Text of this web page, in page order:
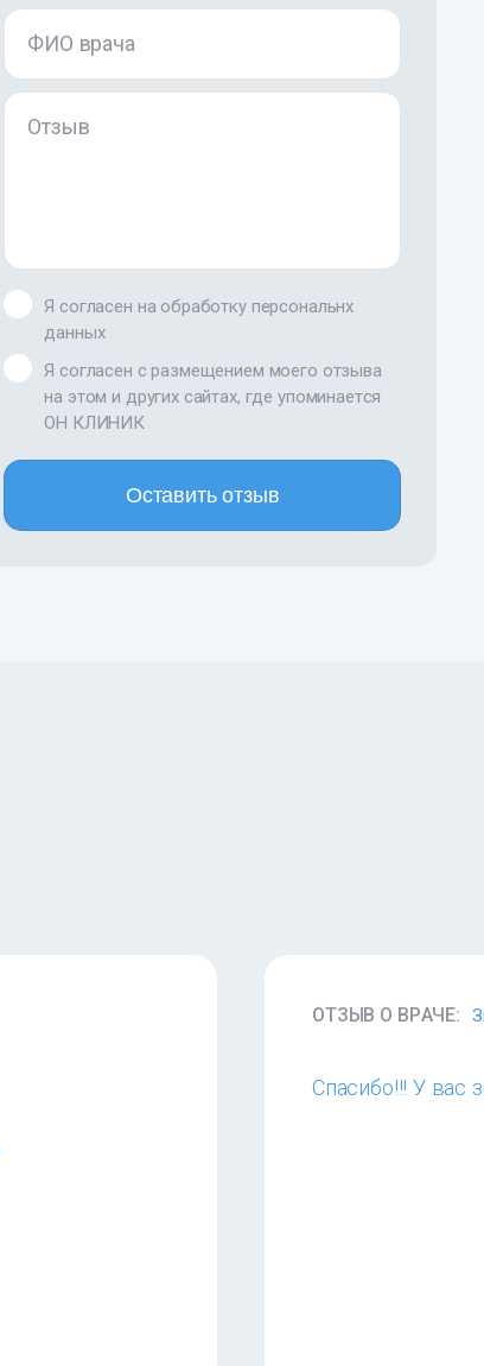
ФИО врача
Отзыв
Я согласен на обработку персональнх
данных
Я согласен с размещением моего отзыва
на этом и других сайтах, где упоминается
ОН КЛИНИК
Оставить отзыв
ОТЗЫВ О ВРАЧЕ:
Спасибо!!! У вас